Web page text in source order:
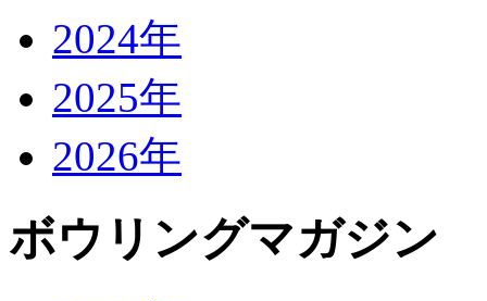
2024年
2025年
2026年
ボウリングマガジン